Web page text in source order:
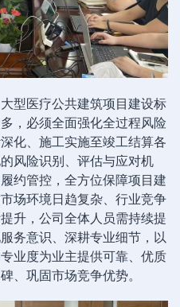
型医疗公共建筑项目建设标
，必须全面强化全过程风险
化、施工实施至竣工结算各
风险识别、评估与应对机
约管控，全方位保障项目建
场环境日趋复杂、行业竞争
升，公司全体人员需持续提
务意识、深耕专业细节，以
业度为业主提供可靠、优质
、巩固市场竞争优势。